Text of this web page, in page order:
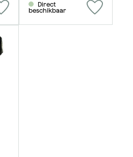
beschikbaar